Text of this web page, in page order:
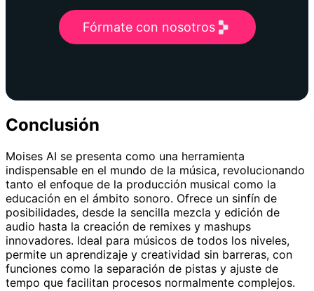
Fórmate con nosotros
Conclusión
Moises AI se presenta como una herramienta
indispensable en el mundo de la música, revolucionando
tanto el enfoque de la producción musical como la
educación en el ámbito sonoro. Ofrece un sinfín de
posibilidades, desde la sencilla mezcla y edición de
audio hasta la creación de remixes y mashups
innovadores. Ideal para músicos de todos los niveles,
permite un aprendizaje y creatividad sin barreras, con
funciones como la separación de pistas y ajuste de
tempo que facilitan procesos normalmente complejos.